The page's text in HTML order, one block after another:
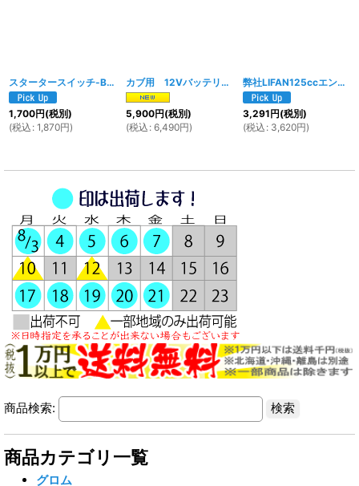
スタータースイッチ-B
[1847w]
1,700円(税別)
(税込 : 1,870円)
カブ用 12Vバッテリー(4L-BS)＆ホンダ純正バッテリーボックス クッション セット
5,900円(税別)
(税込 : 6,490円)
弊社LIFAN125ccエンジン用 ガスケットセット
3,291円(税別)
(税込 : 3,620円)
商品検索:
商品カテゴリ一覧
グロム